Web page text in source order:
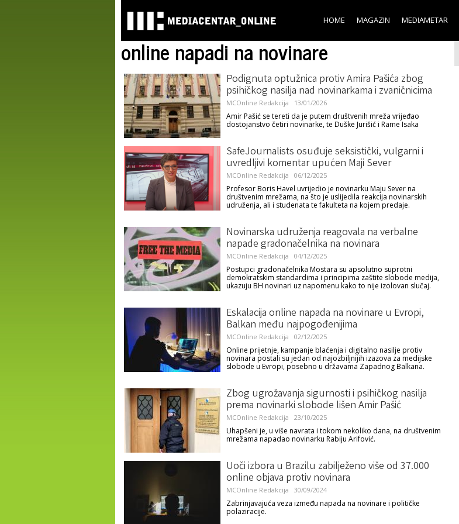
main
content
HOME MAGAZIN MEDIAMETAR
online napadi na novinare
Podignuta optužnica protiv Amira Pašića zbog
psihičkog nasilja nad novinarkama i zvaničnicima
MCOnline Redakcija 13/01/2026
Amir Pašić se tereti da je putem društvenih mreža vrijeđao
dostojanstvo četiri novinarke, te Duške Jurišić i Rame Isaka
SafeJournalists osuđuje seksistički, vulgarni i
uvredljivi komentar upućen Maji Sever
MCOnline Redakcija 06/12/2025
Profesor Boris Havel uvrijedio je novinarku Maju Sever na
društvenim mrežama, na što je uslijedila reakcija novinarskih
udruženja, ali i studenata te fakulteta na kojem predaje.
Novinarska udruženja reagovala na verbalne
napade gradonačelnika na novinara
MCOnline Redakcija 04/12/2025
Postupci gradonačelnika Mostara su apsolutno suprotni
demokratskim standardima i principima zaštite slobode medija,
ukazuju BH novinari uz napomenu kako to nije izolovan slučaj.
Eskalacija online napada na novinare u Evropi,
Balkan među najpogođenijima
MCOnline Redakcija 02/12/2025
Online prijetnje, kampanje blaćenja i digitalno nasilje protiv
novinara postali su jedan od najozbiljnijih izazova za medijske
slobode u Evropi, posebno u državama Zapadnog Balkana.
Zbog ugrožavanja sigurnosti i psihičkog nasilja
prema novinarki slobode lišen Amir Pašić
MCOnline Redakcija 23/10/2025
Uhapšeni je, u više navrata i tokom nekoliko dana, na društvenim
mrežama napadao novinarku Rabiju Arifović.
Uoči izbora u Brazilu zabilježeno više od 37.000
online objava protiv novinara
MCOnline Redakcija 30/09/2024
Zabrinjavajuća veza između napada na novinare i političke
polaziracije.